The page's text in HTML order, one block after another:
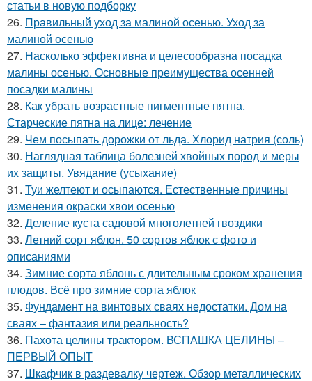
статьи в новую подборку
26. Правильный уход за малиной осенью. Уход за
малиной осенью
27. Насколько эффективна и целесообразна посадка
малины осенью. Основные преимущества осенней
посадки малины
28. Как убрать возрастные пигментные пятна.
Старческие пятна на лице: лечение
29. Чем посыпать дорожки от льда. Хлорид натрия (соль)
30. Наглядная таблица болезней хвойных пород и меры
их защиты. Увядание (усыхание)
31. Туи желтеют и осыпаются. Естественные причины
изменения окраски хвои осенью
32. Деление куста садовой многолетней гвоздики
33. Летний сорт яблон. 50 сортов яблок с фото и
описаниями
34. Зимние сорта яблонь с длительным сроком хранения
плодов. Всё про зимние сорта яблок
35. Фундамент на винтовых сваях недостатки. Дом на
сваях – фантазия или реальность?
36. Пахота целины трактором. ВСПАШКА ЦЕЛИНЫ –
ПЕРВЫЙ ОПЫТ
37. Шкафчик в раздевалку чертеж. Обзор металлических